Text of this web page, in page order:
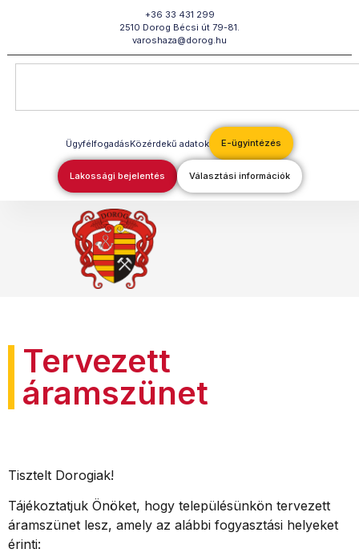
+36 33 431 299
2510 Dorog Bécsi út 79-81.
varoshaza@dorog.hu
ÜgyfélfogadásKözérdekű adatok E-ügyintézés
Lakossági bejelentés Választási információk
Tervezett
áramszünet
Tisztelt Dorogiak!
Tájékoztatjuk Önöket, hogy településünkön tervezett
áramszünet lesz, amely az alábbi fogyasztási helyeket
érinti: